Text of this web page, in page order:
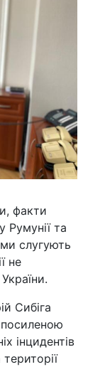
факти
Румунії та
слугують
не
Сибіга
посиленою
інцидентів